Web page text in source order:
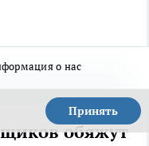
о нас
Принять
обяжут